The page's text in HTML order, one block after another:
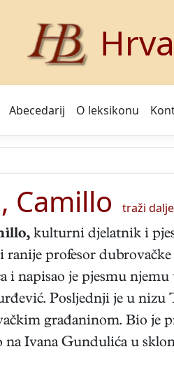
Abecedarij O leksikonu
Camillo traži
, kulturni djelatnik i
ranije profesor
i napisao je pjesmu
Posljednji je u nizu
građaninom. Bio je
na Ivana Gundulića u